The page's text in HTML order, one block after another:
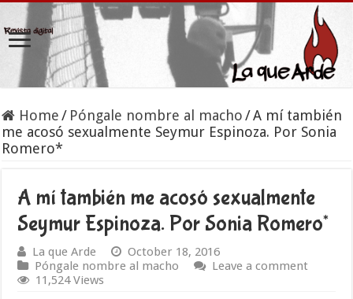
Home / Póngale nombre al macho /A mí también
me acosó sexualmente Seymur Espinoza. Por Sonia
Romero*
A mí también me acosó sexualmente
Seymur Espinoza. Por Sonia Romero*
La que Arde
October 18, 2016
Póngale nombre al macho
Leave a comment
11,524 Views